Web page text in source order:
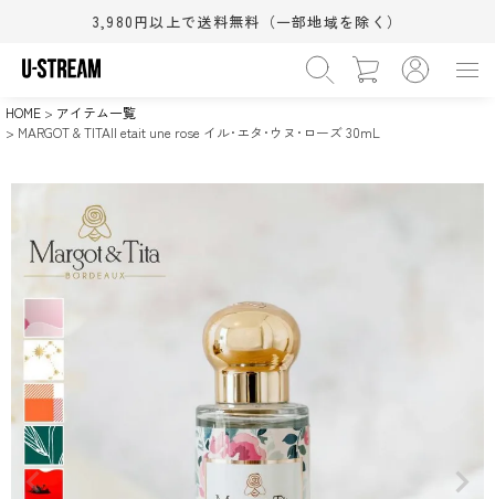
3,980円以上で送料無料（一部地域を除く）
HOME
アイテム一覧
MARGOT & TITAIl etait une rose イル･エタ･ウヌ･ローズ 30mL